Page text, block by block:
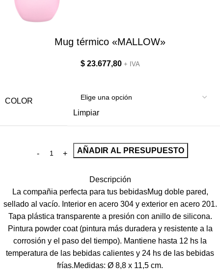
Mug térmico «MALLOW»
$23.677,80 + IVA
COLOR
Limpiar
AÑADIR AL PRESUPUESTO
Descripción
La compañia perfecta para tus bebidasMug doble pared,
sellado al vacío. Interior en acero 304 y exterior en acero 201.
Tapa plástica transparente a presión con anillo de silicona.
Pintura powder coat (pintura más duradera y resistente a la
corrosión y el paso del tiempo). Mantiene hasta 12 hs la
temperatura de las bebidas calientes y 24 hs de las bebidas
frías.Medidas: Ø 8,8 x 11,5 cm.